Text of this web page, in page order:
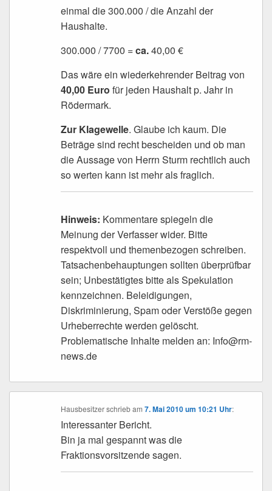
einmal die 300.000 / die Anzahl der
Haushalte.
300.000 / 7700 =ca.40,00 €
Das wäre ein wiederkehrender Beitrag von
40,00 Eurofür jeden Haushalt p. Jahr in
Rödermark.
Zur Klagewelle. Glaube ich kaum. Die
Beträge sind recht bescheiden und ob man
die Aussage von Herrn Sturm rechtlich auch
so werten kann ist mehr als fraglich.
Hinweis: Kommentare spiegeln die
Meinung der Verfasser wider. Bitte
respektvoll und themenbezogen schreiben.
Tatsachenbehauptungen sollten überprüfbar
sein; Unbestätigtes bitte als Spekulation
kennzeichnen. Beleidigungen,
Diskriminierung, Spam oder Verstöße gegen
Urheberrechte werden gelöscht.
Problematische Inhalte melden an: Info@rm-
news.de
Hausbesitzer schriebam7. Mai 2010 um 10:21 Uhr:
Interessanter Bericht.
Bin ja mal gespannt was die
Fraktionsvorsitzende sagen.